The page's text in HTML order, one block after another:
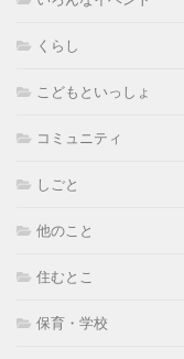
くらし
こどもといっしょ
コミュニティ
しごと
他のこと
住むとこ
保育・学校